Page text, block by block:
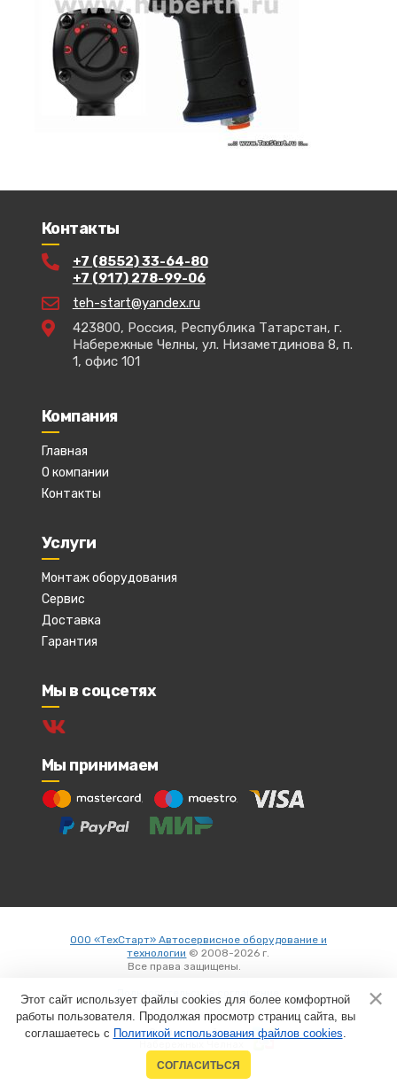
Контакты
+7 (8552) 33-64-80
+7 (917) 278-99-06
teh-start@yandex.ru
423800, Россия, Республика Татарстан, г.
Набережные Челны, ул. Низаметдинова 8, п.
1, офис 101
Компания
Главная
О компании
Контакты
Услуги
Монтаж оборудования
Сервис
Доставка
Гарантия
Мы в соцсетях
Мы принимаем
ООО «ТехСтарт» Автосервисное оборудование и
технологии © 2008-2026 г.
Все права защищены.
Пользовательское соглашение
Создание сайтов в
Этот сайт использует файлы cookies для более комфортной
работы пользователя. Продолжая просмотр страниц сайта, вы
соглашаетесь с Политикой использования файлов cookies.
СОГЛАСИТЬСЯ